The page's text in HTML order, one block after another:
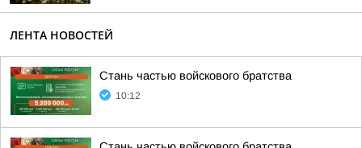
ЛЕНТА НОВОСТЕЙ
Стань частью войскового братства
10:12